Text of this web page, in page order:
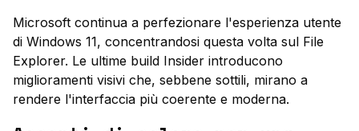
Microsoft continua a perfezionare l'esperienza utente
di Windows 11, concentrandosi questa volta sul File
Explorer. Le ultime build Insider introducono
miglioramenti visivi che, sebbene sottili, mirano a
rendere l'interfaccia più coerente e moderna.